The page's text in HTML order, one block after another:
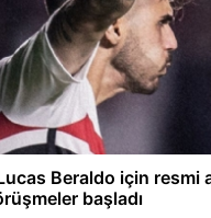
Beraldo için resmi
başladı